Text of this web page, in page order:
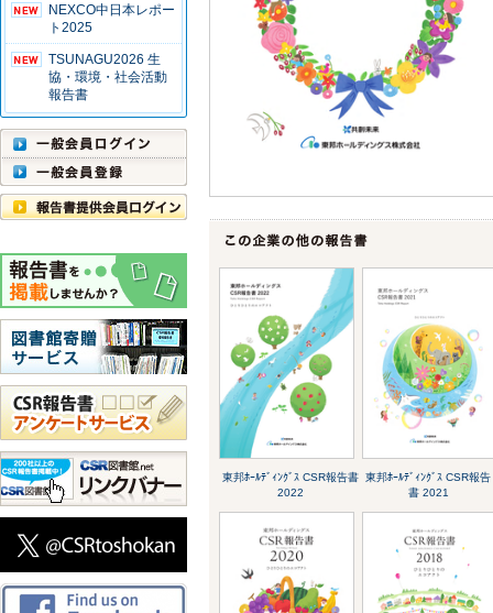
NEXCO中日本レポー
ト2025
TSUNAGU2026 生
協・環境・社会活動
報告書
東邦ﾎｰﾙﾃﾞｨﾝｸﾞｽ CSR報告書
2022
東邦ﾎｰﾙﾃﾞｨﾝｸﾞｽ CSR報告
書 2021